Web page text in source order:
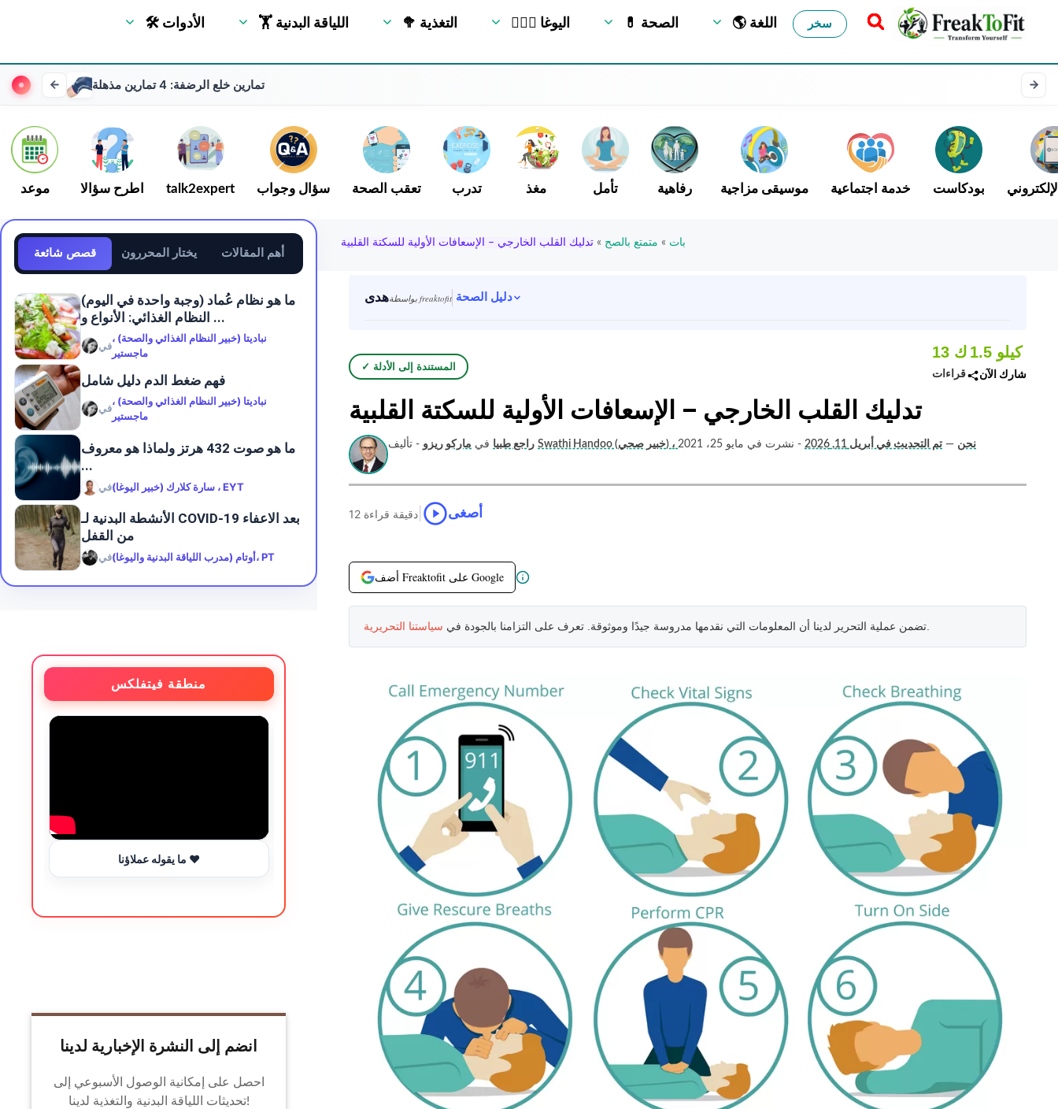
🛠 الأدوات 🏋 اللياقة البدنية 🥦 التغذية 🧘🏻‍♂️ اليوغا 💊 الصحة 🌎 اللغة سخر
تمارين خلع الرضفة: 4 تمارين مذهلة
موعد اطرح سؤالا talk2expert سؤال وجواب تعقب الصحة تدرب مغذ تأمل رفاهية موسيقى مزاجية خدمة اجتماعية بودكاست
بات » متمتع بالصح » تدليك القلب الخارجي – الإسعافات الأولية للسكتة القلبية
هدى بواسطة freaktofit دليل الصحة
✓ المستندة إلى الأدلة
13 ك
قراءات
1.5 كيلو
شارك الآن
تدليك القلب الخارجي – الإسعافات الأولية للسكتة القلبية
راجع طبيا في ماركو ريزو - تأليف Swathi Handoo (خبير صحي) ، نحن — تم التحديث في أبريل 11, 2026 - نشرت في مايو 25، 2021
12 دقيقة قراءة أصغى
أضف Freaktofit على Google
تضمن عملية التحرير لدينا أن المعلومات التي نقدمها مدروسة جيدًا وموثوقة. تعرف على التزامنا بالجودة في سياستنا التحريرية
قصص شائعة يختار المحررون أهم المقالات
ما هو نظام عُماد (وجبة واحدة في اليوم)
النظام الغذائي: الأنواع و ...
في
نباديتا (خبير النظام الغذائي والصحة) ،
ماجستير
فهم ضغط الدم دليل شامل
في
نباديتا (خبير النظام الغذائي والصحة) ،
ماجستير
ما هو صوت 432 هرتز ولماذا هو معروف
...
في سارة كلارك (خبير اليوغا) ، EYT
الأنشطة البدنية لـ COVID-19 بعد الاعفاء
من القفل
في أوتام (مدرب اللياقة البدنية واليوغا)، PT
منطقة فيتفلكس
ما يقوله عملاؤنا ❤️ تمارين القلب أو الوزن 🌙
انضم إلى النشرة الإخبارية لدينا
احصل على إمكانية الوصول الأسبوعي إلى
تحديثات اللياقة البدنية والتغذية لدينا!